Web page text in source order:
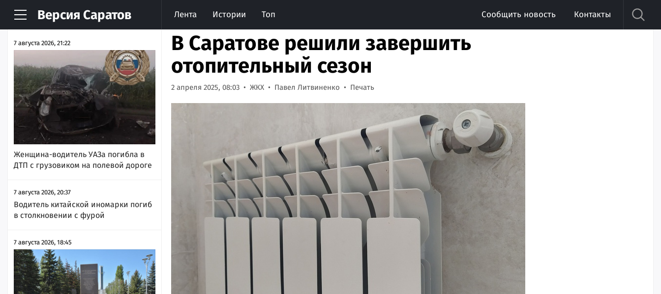
Версия Саратов Лента Истории Топ Сообщить новость Контакты
НОВОСТИ АРХИВ
7 августа 2026, 21:22
Женщина-водитель УАЗа погибла в
ДТП с грузовиком на полевой дороге
7 августа 2026, 20:37
Водитель китайской иномарки погиб
в столкновении с фурой
7 августа 2026, 18:45
В Саратове решили завершить
отопительный сезон
2 апреля 2025, 08:03 ЖКХ Павел Литвиненко Печать